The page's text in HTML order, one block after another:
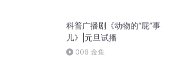
科普广播剧《动物的“屁”事
儿》|元旦试播
006 金鱼